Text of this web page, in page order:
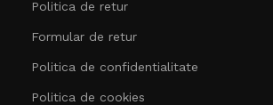
Politica de retur
Formular de retur
Politica de confidentialitate
Politica de cookies